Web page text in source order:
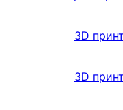
3D
3D